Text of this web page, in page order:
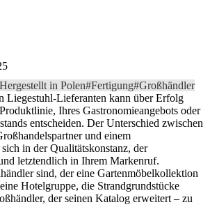
Hergestellt in Polen#Fertigung#Großhändler
Liegestuhl-Lieferanten kann über Erfolg
Ihres Gastronomieangebots oder
entscheiden. Der Unterschied zwischen
und einem
in der Qualitätskonstanz, der
letztendlich in Ihrem Markenruf.
sind, der eine Gartenmöbelkollektion
Hotelgruppe, die Strandgrundstücke
der seinen Katalog erweitert – zu